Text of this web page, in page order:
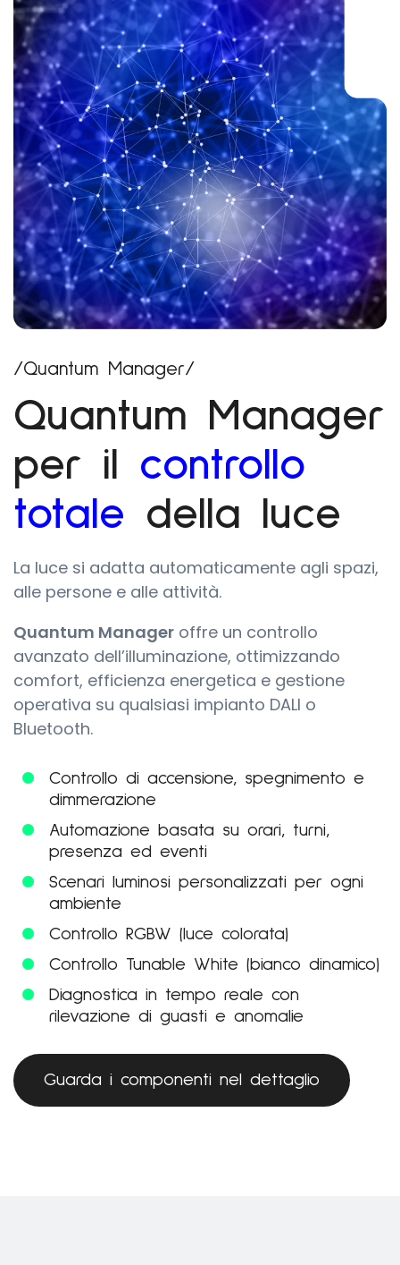
/Quantum Manager/
Quantum Manager
per il
controllo
totale della luce
La luce si adatta automaticamente agli spazi,
alle persone e alle attività.
Quantum Manager offre un controllo
avanzato dell’illuminazione, ottimizzando
comfort, efficienza energetica e gestione
operativa su qualsiasi impianto DALI o
Bluetooth.
Controllo di accensione, spegnimento e
dimmerazione
Automazione basata su orari, turni,
presenza ed eventi
Scenari luminosi personalizzati per ogni
ambiente
Controllo RGBW (luce colorata)
Controllo Tunable White (bianco dinamico)
Diagnostica in tempo reale con
rilevazione di guasti e anomalie
Guarda i componenti nel dettaglio